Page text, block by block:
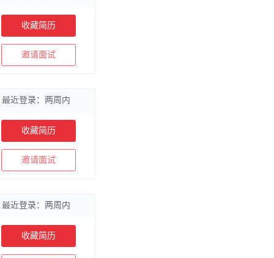
收藏简历
邀请面试
最近登录：两周内
收藏简历
邀请面试
最近登录：两周内
收藏简历